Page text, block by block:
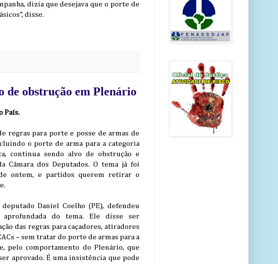
dizia que desejava que o porte de
disse.
de obstrução em Plenário
País.
regras para porte e posse de armas de
o porte de arma para a categoria
continua sendo alvo de obstrução e
Câmara dos Deputados. O tema já foi
ontem, e partidos querem retirar o
Daniel Coelho (PE), defendeu
aprofundada do tema. Ele disse ser
das regras para caçadores, atiradores
– sem tratar do porte de armas para a
pelo comportamento do Plenário, que
aprovado. É uma insistência que pode